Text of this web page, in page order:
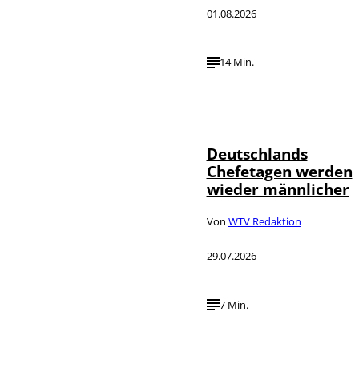
01.08.2026
14 Min.
Deutschlands
Chefetagen werden
wieder männlicher
Von WTV Redaktion
29.07.2026
7 Min.